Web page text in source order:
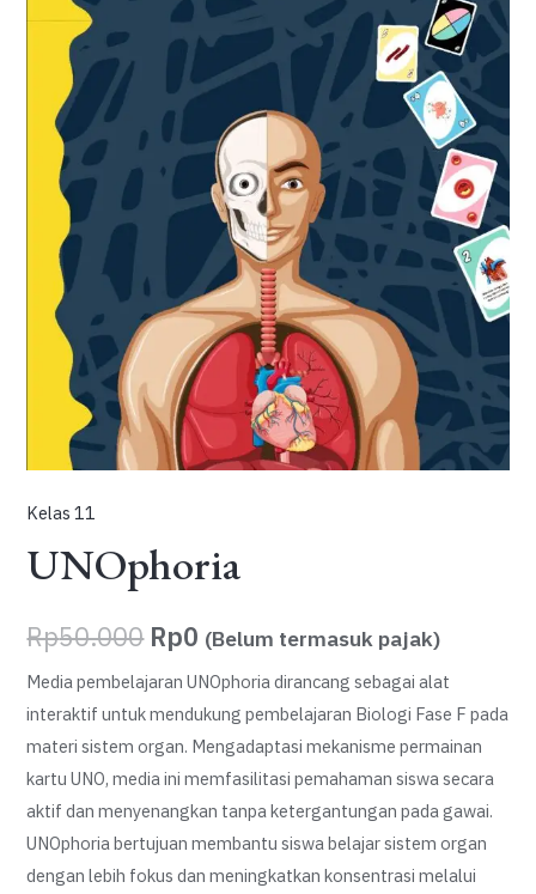
Kelas 11
UNOphoria
Rp50.000 Harga
aslinya
adalah:
Rp50.000.
Rp0 Harga
saat
ini
adalah:
Rp0.
(Belum termasuk pajak)
Media pembelajaran UNOphoria dirancang sebagai alat
interaktif untuk mendukung pembelajaran Biologi Fase F pada
materi sistem organ. Mengadaptasi mekanisme permainan
kartu UNO, media ini memfasilitasi pemahaman siswa secara
aktif dan menyenangkan tanpa ketergantungan pada gawai.
UNOphoria bertujuan membantu siswa belajar sistem organ
dengan lebih fokus dan meningkatkan konsentrasi melalui